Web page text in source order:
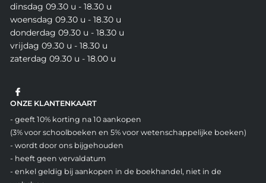
dinsdag 09.30 u - 18.30 u
woensdag 09.30 u - 18.30 u
donderdag 09.30 u - 18.30 u
vrijdag 09.30 u - 18.30 u
zaterdag 09.30 u - 18.00 u
ONZE KLANTENKAART
- geeft 10% korting na 10 aankopen
(3% voor schoolboeken en 5% voor wetenschappelijke boeken)
- wordt door ons bijgehouden
- heeft geen vervaldatum
- enkel geldig bij aankopen in de boekhandel, niet in de